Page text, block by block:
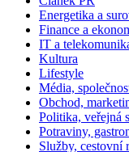
Energetika a
Finance a
IT a
Kultura
Lifestyle
Média,
Obchod,
Politika, veřejná
Potraviny,
Služby, cestovní